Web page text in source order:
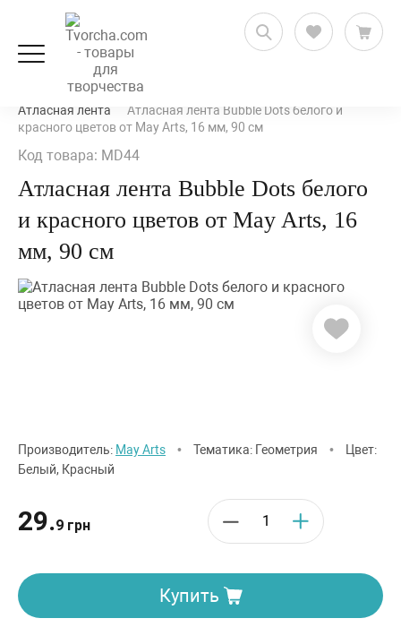
Рукоделие и флористика
Атласная лента
Атласная лента Bubble Dots белого и
красного цветов от May Arts, 16 мм, 90 cм
Код товара: MD44
Атласная лента Bubble Dots белого
и красного цветов от May Arts, 16
мм, 90 cм
Производитель: May Arts • Тематика: Геометрия •
Цвет:
Белый, Красный
29.9 грн
Купить